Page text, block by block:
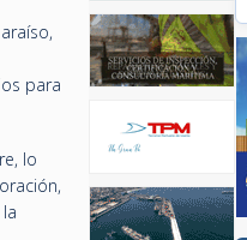
para
lo